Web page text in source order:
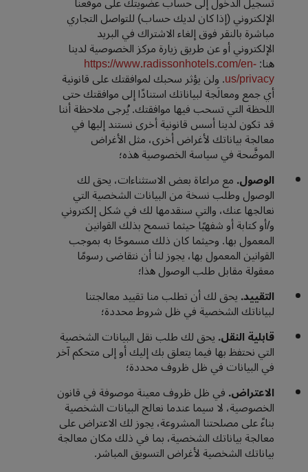
الإلكتروني (إذا كان لديك حساب) للتواصل التجاري
مباشرة بالنقر فوق إلغاء الاشتراك في البريد
الإلكتروني أو عن طريق زيارة مركز الخصوصية لدينا
هنا:https://www.radissonhotels.com/en-
us/privacy. ولن يؤثر سحبك لموافقتك على قانونية
أي جمع ومعالَجة لبياناتك استنادًا إلى موافقتك حتى
اللحظة التي تسحب فيها موافقتك. يُرجى ملاحظة أننا
قد تكون لدينا أسس قانونية أخرى نستند إليها في
معالجة بياناتك لأغراض أخرى، مثل الأغراض
الموضَّحة في سياسة الخصوصية هذه؛
الوصول.مع مراعاة بعض الاستثناءات، يحق لك
الوصول وطلب نسخة من البيانات الشخصية التي
نعالجها عنك، والتي سنقدمها لك في شكل إلكتروني
و/أو كتابة أو شفهيًا حيثما تسمح بذلك القوانين
المعمول بها. وحيثما كان ذلك مسموحًا به بموجب
القوانين المعمول بها، يجوز لنا أن نتقاضى رسومًا
معقولة مقابل طلب الوصول هذا؛
التقييد.يحق لك أن تطلب منا تقييد معالجتنا
لبياناتك الشخصية في ظل شروط محددة؛
قابلية النقل.يحق لك طلب نقل البيانات الشخصية
التي نحتفظ بها فيما يتعلق بك إليك أو إلى متحكم آخر
في البيانات في ظل ظروف محددة؛
الاعتراض.في ظل ظروف معينة موصوفة في قانون
الخصوصية، لا سيما عندما نعالج البيانات الشخصية
بناءً على مصلحتنا المشروعة، يجوز لك الاعتراض على
معالجة بياناتك الشخصية، بما في ذلك مكان معالجة
بياناتك الشخصية لأغراض التسويق المباشر.